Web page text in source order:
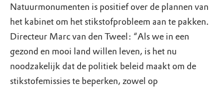
Natuurmonumenten is positief over de plannen van
het kabinet om het stikstofprobleem aan te pakken.
Directeur Marc van den Tweel: “Als we in een
gezond en mooi land willen leven, is het nu
noodzakelijk dat de politiek beleid maakt om de
stikstofemissies te beperken, zowel op